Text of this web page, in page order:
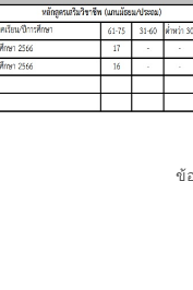
พฤศ